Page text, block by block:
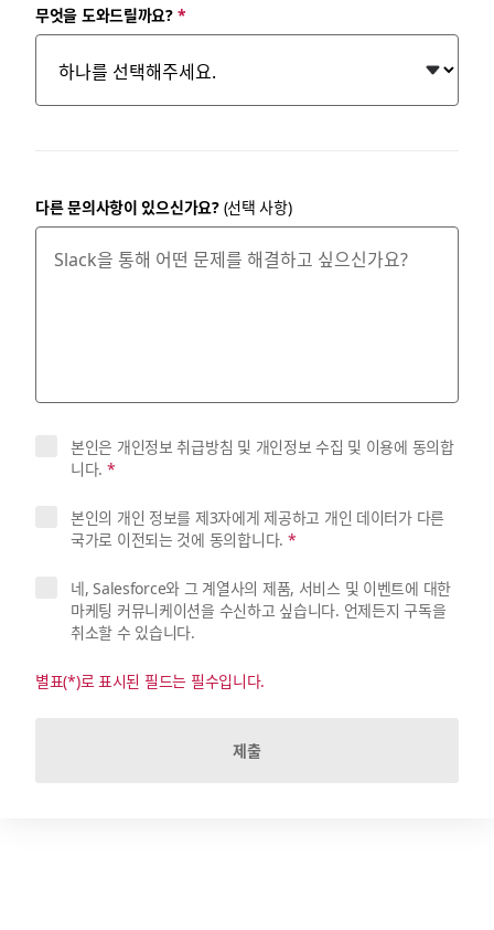
무엇을 도와드릴까요?*
다른 문의사항이 있으신가요?(선택 사항)
본인은 개인정보 취급방침 및 개인정보 수집 및 이용에 동의합
니다. *
본인의 개인 정보를 제3자에게 제공하고 개인 데이터가 다른
국가로 이전되는 것에 동의합니다. *
네, Salesforce와 그 계열사의 제품, 서비스 및 이벤트에 대한
마케팅 커뮤니케이션을 수신하고 싶습니다. 언제든지 구독을
취소할 수 있습니다.
별표(*)로 표시된 필드는 필수입니다.
제출